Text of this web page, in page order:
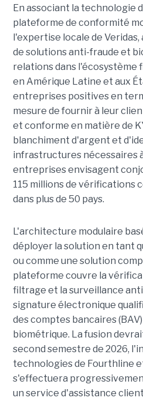
En associant la technologie
plateforme de conformité
l'expertise locale de Veridas,
de solutions anti-fraude et
relations dans l'écosystème
en Amérique Latine et aux
entreprises positives en
mesure de fournir à leur
et conforme en matière de
blanchiment d'argent et
infrastructures nécessaires
entreprises envisagent
115 millions de vérifications
dans plus de 50 pays.
L'architecture modulaire
déployer la solution en tant
ou comme une solution
plateforme couvre la
filtrage et la surveillance
signature électronique
des comptes bancaires
biométrique. La fusion
second semestre de 2026,
technologies de Fourthline
s'effectuera
un service d'assistance